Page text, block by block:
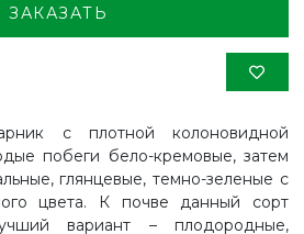
ЗАКАЗАТЬ
с плотной колоновидной
побеги бело-кремовые, затем
глянцевые, темно-зеленые с
цвета. К почве данный сорт
вариант – плодородные,